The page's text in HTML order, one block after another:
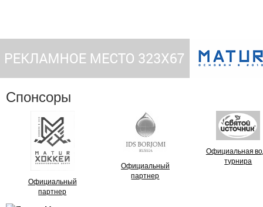
Спонсоры
Официальный
партнер
Официальный
партнер
Официальная
турнира